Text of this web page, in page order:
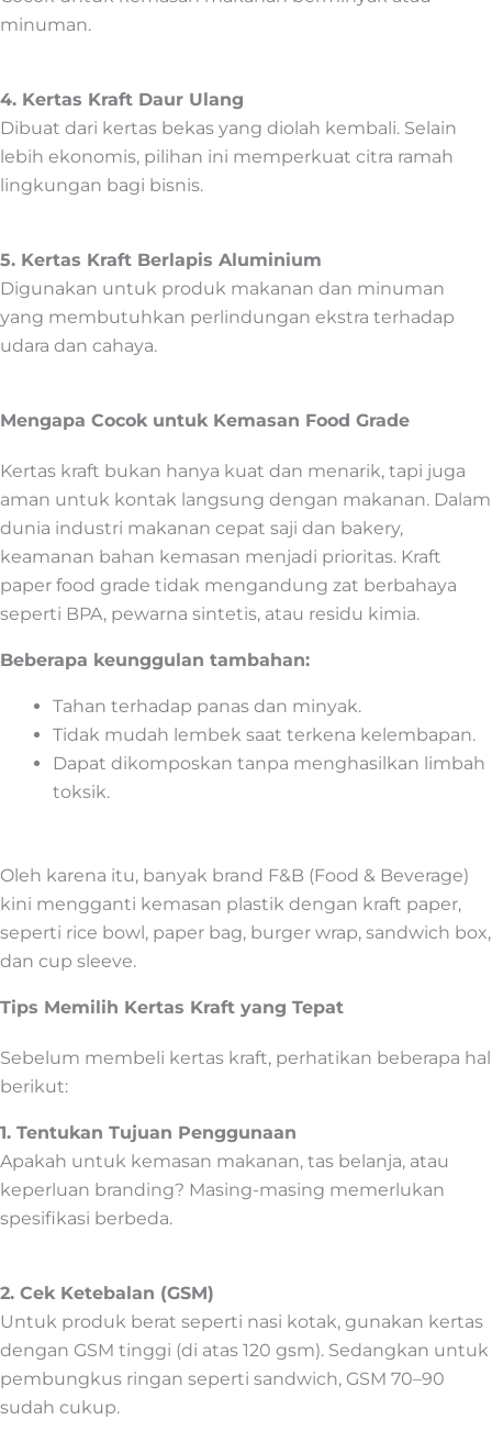
minuman.
4. Kertas Kraft Daur Ulang
Dibuat dari kertas bekas yang diolah kembali. Selain
lebih ekonomis, pilihan ini memperkuat citra ramah
lingkungan bagi bisnis.
5. Kertas Kraft Berlapis Aluminium
Digunakan untuk produk makanan dan minuman
yang membutuhkan perlindungan ekstra terhadap
udara dan cahaya.
Mengapa Cocok untuk Kemasan Food Grade
Kertas kraft bukan hanya kuat dan menarik, tapi juga
aman untuk kontak langsung dengan makanan. Dalam
dunia industri makanan cepat saji dan bakery,
keamanan bahan kemasan menjadi prioritas. Kraft
paper food grade tidak mengandung zat berbahaya
seperti BPA, pewarna sintetis, atau residu kimia.
Beberapa keunggulan tambahan:
Tahan terhadap panas dan minyak.
Tidak mudah lembek saat terkena kelembapan.
Dapat dikomposkan tanpa menghasilkan limbah
toksik.
Oleh karena itu, banyak brand F&B (Food & Beverage)
kini mengganti kemasan plastik dengan kraft paper,
seperti rice bowl, paper bag, burger wrap, sandwich box,
dan cup sleeve.
Tips Memilih Kertas Kraft yang Tepat
Sebelum membeli kertas kraft, perhatikan beberapa hal
berikut:
1. Tentukan Tujuan Penggunaan
Apakah untuk kemasan makanan, tas belanja, atau
keperluan branding? Masing-masing memerlukan
spesifikasi berbeda.
2. Cek Ketebalan (GSM)
Untuk produk berat seperti nasi kotak, gunakan kertas
dengan GSM tinggi (di atas 120 gsm). Sedangkan untuk
pembungkus ringan seperti sandwich, GSM 70–90
sudah cukup.